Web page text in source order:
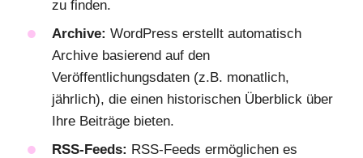
zu finden.
Archive: WordPress erstellt automatisch
Archive basierend auf den
Veröffentlichungsdaten (z.B. monatlich,
jährlich), die einen historischen Überblick über
Ihre Beiträge bieten.
RSS-Feeds: RSS-Feeds ermöglichen es